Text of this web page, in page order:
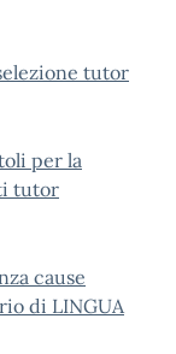
tutor
per la
tutor
cause
di LINGUA